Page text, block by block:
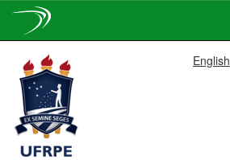
navigation
English